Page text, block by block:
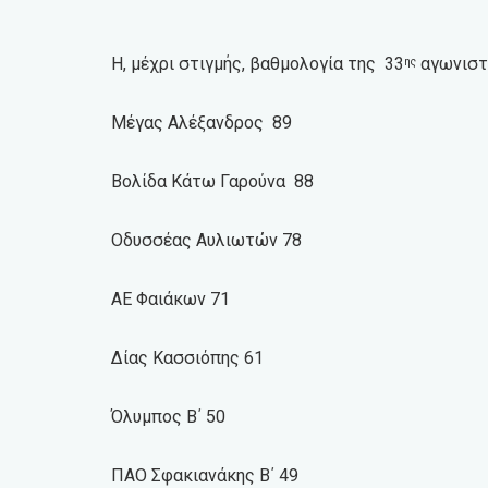
Η, μέχρι στιγμής, βαθμολογία της 33 ης
Μέγας Αλέξανδρος 89
Βολίδα Κάτω Γαρούνα 88
Οδυσσέας Αυλιωτών 78
ΑΕ Φαιάκων 71
Δίας Κασσιόπης 61
Όλυμπος Β΄ 50
ΠΑΟ Σφακιανάκης Β΄ 49